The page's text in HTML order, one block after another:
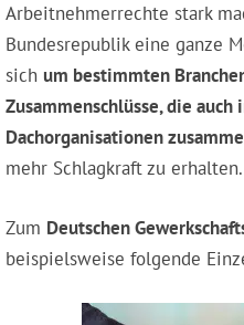
Arbeitnehmerrechte stark
Bundesrepublik eine ganze
sich um bestimmten
Zusammenschlüsse, die
Dachorganisationen
mehr Schlagkraft zu erhalten.
Zum Deutschen
beispielsweise folgende